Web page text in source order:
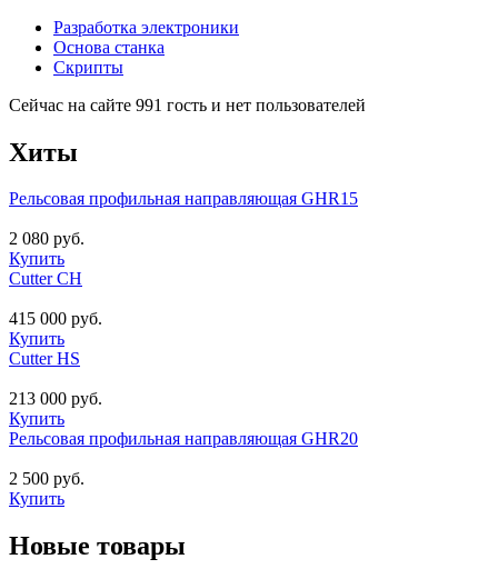
Разработка электроники
Основа станка
Скрипты
Сейчас на сайте 991 гость и нет пользователей
Хиты
Рельсовая профильная направляющая GHR15
2 080 руб.
Купить
Cutter CH
415 000 руб.
Купить
Cutter HS
213 000 руб.
Купить
Рельсовая профильная направляющая GHR20
2 500 руб.
Купить
Новые товары